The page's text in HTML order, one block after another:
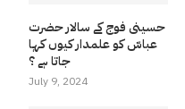
حسینی فوج کے سالار حضرت
عباسّ کو علمدار کیوں کہا
جاتا ہے ؟
July 9, 2024